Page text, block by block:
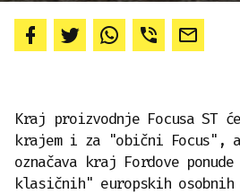
Kraj proizvodnje Focusa ST
krajem i za "obični Focus",
označava kraj Fordove
klasičnih" europskih osobnih